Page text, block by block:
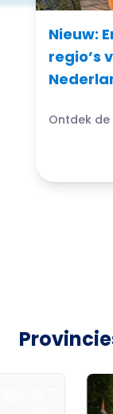
Nieuw:
regio’s